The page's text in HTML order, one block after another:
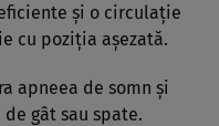
și o circulație
cu poziția așezată.
apneea de somn și
gât sau spate.